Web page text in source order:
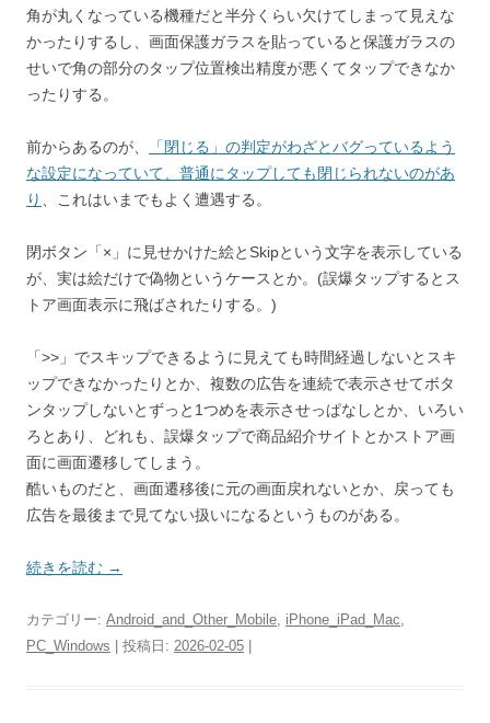
角が丸くなっている機種だと半分くらい欠けてしまって見えな
かったりするし、画面保護ガラスを貼っていると保護ガラスの
せいで角の部分のタップ位置検出精度が悪くてタップできなか
ったりする。
前からあるのが、
「閉じる」の判定がわざとバグっているよう
な設定になっていて、普通にタップしても閉じられないのがあ
り 、これはいまでもよく遭遇する。
閉ボタン「×」に見せかけた絵とSkipという文字を表示している
が、実は絵だけで偽物というケースとか。(誤爆タップするとス
トア画面表示に飛ばされたりする。)
「>>」でスキップできるように見えても時間経過しないとスキ
ップできなかったりとか、複数の広告を連続で表示させてボタ
ンタップしないとずっと1つめを表示させっぱなしとか、いろい
ろとあり、どれも、誤爆タップで商品紹介サイトとかストア画
面に画面遷移してしまう。
酷いものだと、画面遷移後に元の画面戻れないとか、戻っても
広告を最後まで見てない扱いになるというものがある。
続きを読む →
カテゴリー: Android_and_Other_Mobile, iPhone_iPad_Mac,
PC_Windows | 投稿日: 2026-02-05